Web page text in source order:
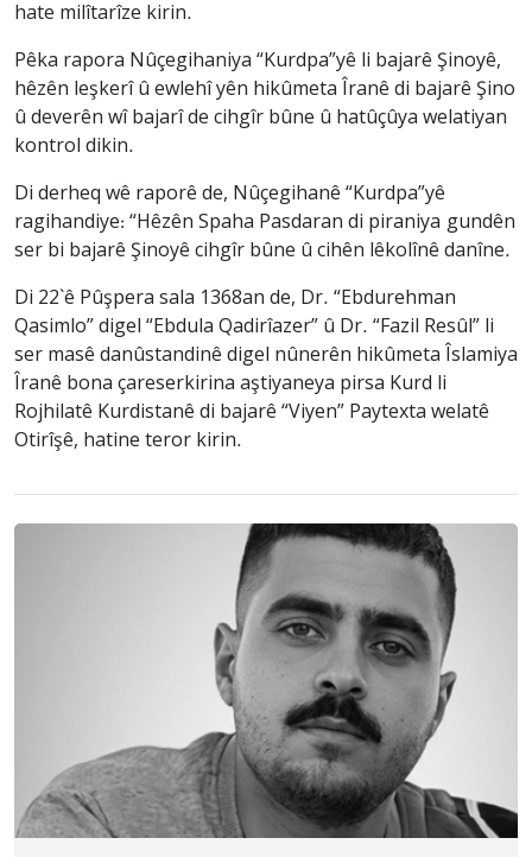
hate milîtarîze kirin.
Pêka rapora Nûçegihaniya “Kurdpa”yê li bajarê Şinoyê,
hêzên leşkerî û ewlehî yên hikûmeta Îranê di bajarê Şino
û deverên wî bajarî de cihgîr bûne û hatûçûya welatiyan
kontrol dikin.
Di derheq wê raporê de, Nûçegihanê “Kurdpa”yê
ragihandiye: “Hêzên Spaha Pasdaran di piraniya gundên
ser bi bajarê Şinoyê cihgîr bûne û cihên lêkolînê danîne.
Di 22`ê Pûşpera sala 1368an de, Dr. “Ebdurehman
Qasimlo” digel “Ebdula Qadirîazer” û Dr. “Fazil Resûl” li
ser masê danûstandinê digel nûnerên hikûmeta Îslamiya
Îranê bona çareserkirina aştiyaneya pirsa Kurd li
Rojhilatê Kurdistanê di bajarê “Viyen” Paytexta welatê
Otirîşê, hatine teror kirin.